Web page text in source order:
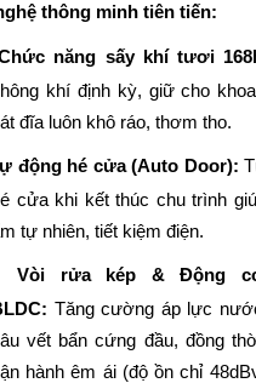
thông minh tiên tiến:
năng sấy khí tươi
khí định kỳ, giữ cho
đĩa luôn khô ráo, thơm tho.
động hé cửa (Auto Door):
cửa khi kết thúc chu trình
tự nhiên, tiết kiệm điện.
Vòi rửa kép & Động
Tăng cường áp lực
vết bẩn cứng đầu, đồng
hành êm ái (độ ồn chỉ